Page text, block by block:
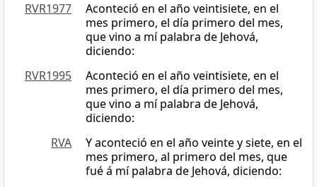
RVR1977
Aconteció en el año veintisiete, en el
mes primero, el día primero del mes,
que vino a mí palabra de Jehová,
diciendo:
RVR1995
Aconteció en el año veintisiete, en el
mes primero, el día primero del mes,
que vino a mí palabra de Jehová,
diciendo:
RVA
Y aconteció en el año veinte y siete, en el
mes primero, al primero del mes, que
fué á mí palabra de Jehová, diciendo: